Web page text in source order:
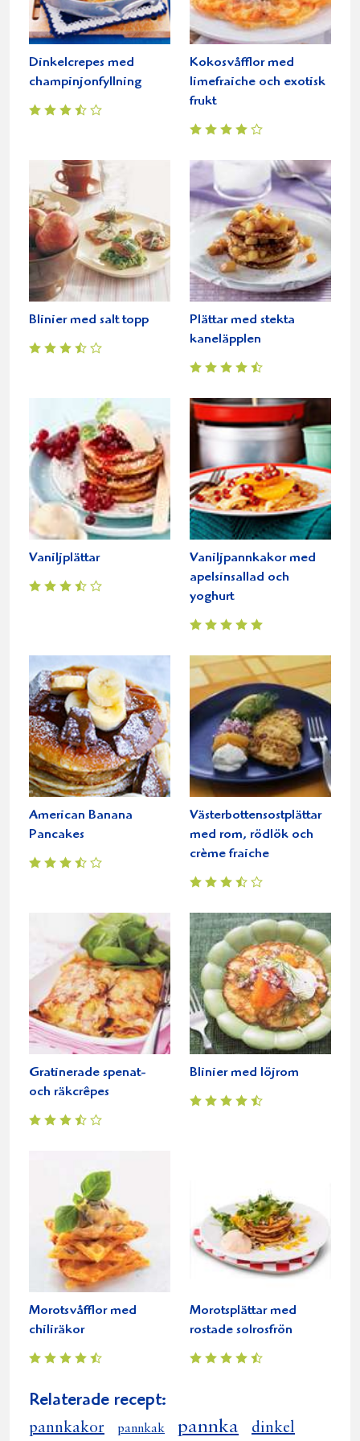
Dinkelcrepes med
champinjonfyllning
Kokosvåfflor med
limefraiche och exotisk
frukt
Blinier med salt topp
Plättar med stekta
kaneläpplen
Vaniljplättar
Vaniljpannkakor med
apelsinsallad och
yoghurt
American Banana
Pancakes
Västerbottensostplättar
med rom, rödlök och
crème fraiche
Gratinerade spenat-
och räkcrêpes
Blinier med löjrom
Morotsvåfflor med
chiliräkor
Morotsplättar med
rostade solrosfrön
Relaterade recept:
pannkakor pannkak pannka dinkel